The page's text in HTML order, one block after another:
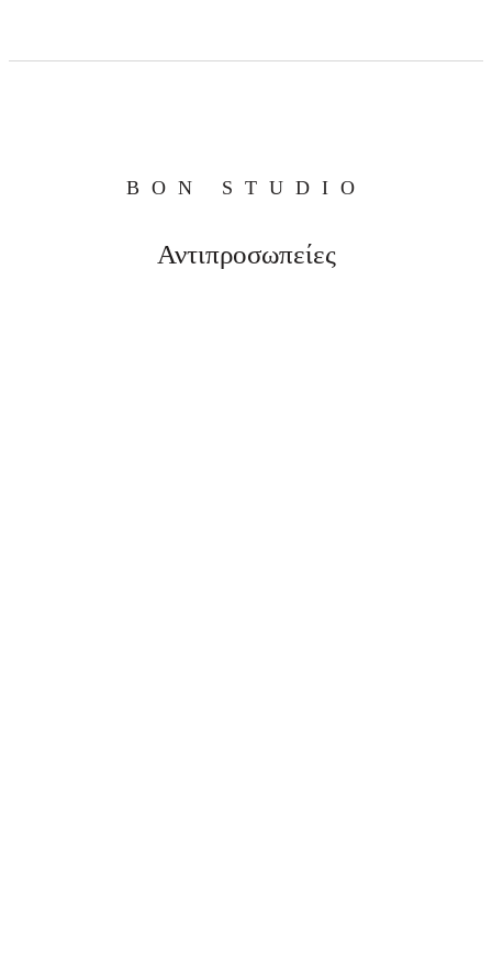
BON STUDIO
Αντιπροσωπείες